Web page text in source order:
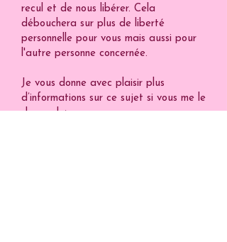
recul et de nous libérer. Cela
débouchera sur plus de liberté
personnelle pour vous mais aussi pour
l'autre personne concernée.
Je vous donne avec plaisir plus
d’informations sur ce sujet si vous me le
demandez.